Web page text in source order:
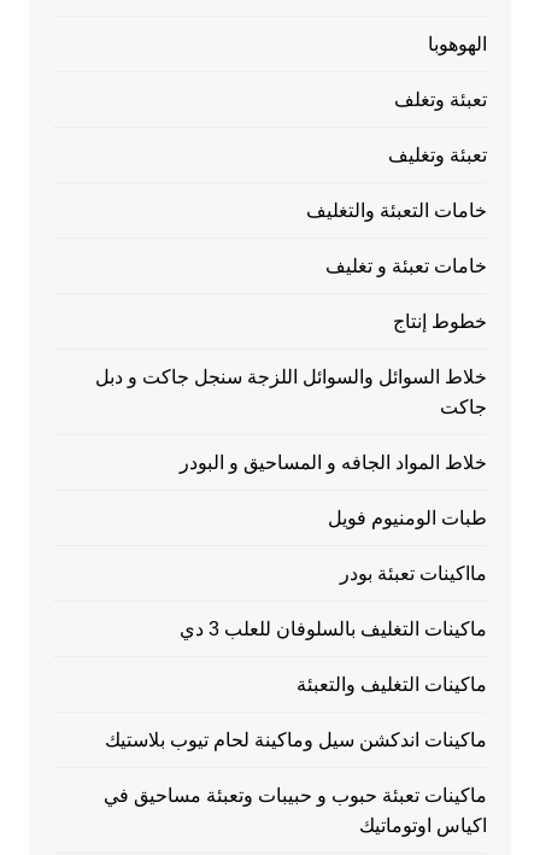
الهوهوبا
تعبئة وتغلف
تعبئة وتغليف
خامات التعبئة والتغليف
خامات تعبئة و تغليف
خطوط إنتاج
خلاط السوائل والسوائل اللزجة سنجل جاكت و دبل
جاكت
خلاط المواد الجافه و المساحيق و البودر
طبات الومنيوم فويل
مااكينات تعبئة بودر
ماكينات التغليف بالسلوفان للعلب 3 دي
ماكينات التغليف والتعبئة
ماكينات اندكشن سيل وماكينة لحام تيوب بلاستيك
ماكينات تعبئة حبوب و حبيبات وتعبئة مساحيق في
اكياس اوتوماتيك